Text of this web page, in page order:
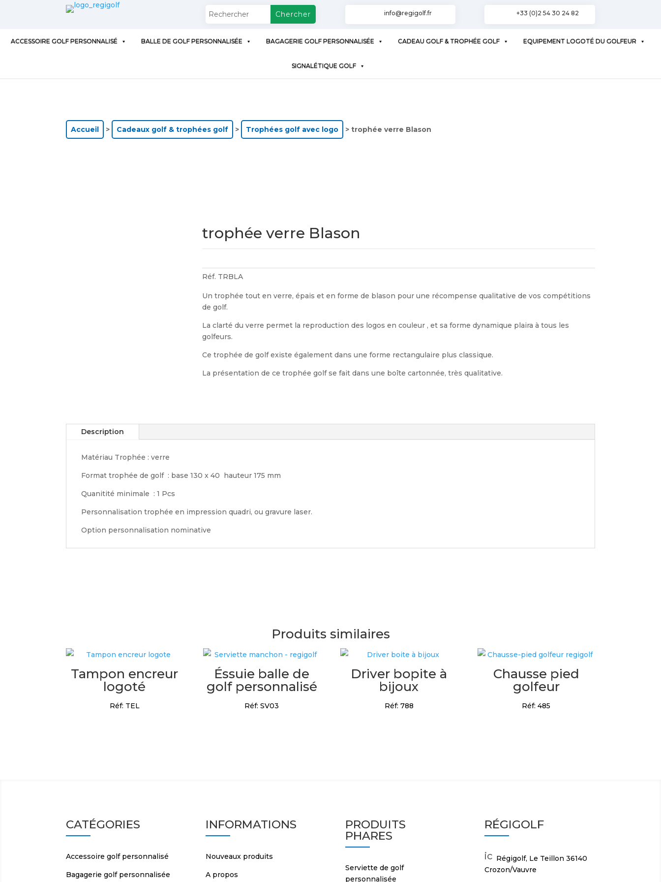
info@regigolf.fr +33 (0)2 54 30 24 82
ACCESSOIRE GOLF PERSONNALISÉ BALLE DE GOLF PERSONNALISÉE BAGAGERIE GOLF PERSONNALISÉE CADEAU GOLF & TROPHÉE GOLF EQUIPEMENT LOGOTÉ DU GOLFEUR
SIGNALÉTIQUE GOLF
Accueil > Cadeaux golf & trophées golf > Trophées golf avec logo > trophée verre Blason
trophée verre Blason
Réf. TRBLA
Un trophée tout en verre, épais et en forme de blason pour une récompense qualitative de vos compétitions
de golf.
La clarté du verre permet la reproduction des logos en couleur , et sa forme dynamique plaira à tous les
golfeurs.
Ce trophée de golf existe également dans une forme rectangulaire plus classique.
La présentation de ce trophée golf se fait dans une boîte cartonnée, très qualitative.
Description
Matériau Trophée : verre
Format trophée de golf : base 130 x 40 hauteur 175 mm
Quanitité minimale : 1 Pcs
Personnalisation trophée en impression quadri, ou gravure laser.
Option personnalisation nominative
Produits similaires
Tampon encreur
logoté
Réf: TEL
Éssuie balle de
golf personnalisé
Réf: SV03
Driver bopite à
bijoux
Réf: 788
Chausse pied
golfeur
Réf: 485
CATÉGORIES
Accessoire golf personnalisé
Bagagerie golf personnalisée
INFORMATIONS
Nouveaux produits
A propos
PRODUITS
PHARES
Serviette de golf
personnalisée
RÉGIGOLF
ic
o
n
Régigolf, Le Teillon 36140
Crozon/Vauvre